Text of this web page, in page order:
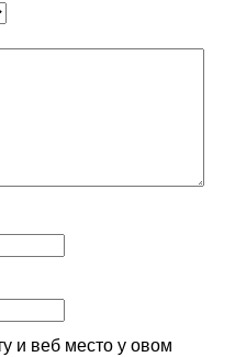
и веб место у овом